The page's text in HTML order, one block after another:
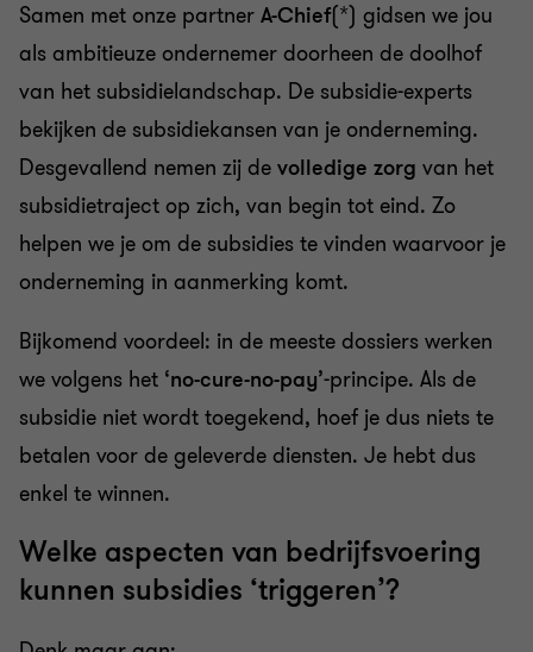
Samen met onze partner A-Chief(*) gidsen we jou
als ambitieuze ondernemer doorheen de doolhof
van het subsidielandschap. De subsidie-experts
bekijken de subsidiekansen van je onderneming.
Desgevallend nemen zij de volledige zorg van het
subsidietraject op zich, van begin tot eind. Zo
helpen we je om de subsidies te vinden waarvoor je
onderneming in aanmerking komt.
Bijkomend voordeel: in de meeste dossiers werken
we volgens het ‘no-cure-no-pay’-principe. Als de
subsidie niet wordt toegekend, hoef je dus niets te
betalen voor de geleverde diensten. Je hebt dus
enkel te winnen.
Welke aspecten van bedrijfsvoering
kunnen subsidies ‘triggeren’?